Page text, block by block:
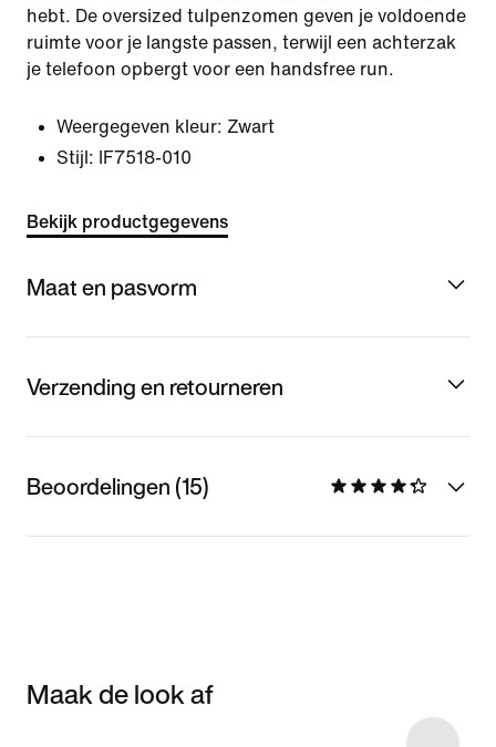
hebt. De oversized tulpenzomen geven je voldoende
ruimte voor je langste passen, terwijl een achterzak
je telefoon opbergt voor een handsfree run.
Weergegeven kleur: Zwart
Stijl:
IF7518-010
Bekijk productgegevens
Maat en pasvorm
Verzending en retourneren
Beoordelingen (15)
Maak de look af